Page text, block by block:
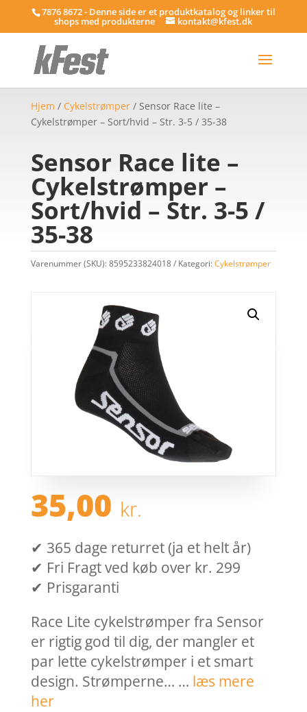
7876 8672 - Denne side er et produktkatalog og linker til
shops med produkterne kontakt@kfest.dk
Hjem / Cykelstrømper/ Sensor Race lite –
Cykelstrømper – Sort/hvid – Str. 3-5 / 35-38
Sensor Race lite –
Cykelstrømper –
Sort/hvid – Str. 3-5 /
35-38
Varenummer (SKU):8595233824018 Kategori:Cykelstrømper
35,00 kr.
✔ 365 dage returret (ja et helt år)
✔ Fri Fragt ved køb over kr. 299
✔ Prisgaranti
Race Lite cykelstrømper fra Sensor
er rigtig god til dig, der mangler et
par lette cykelstrømper i et smart
design. Strømperne… … læs mere
her